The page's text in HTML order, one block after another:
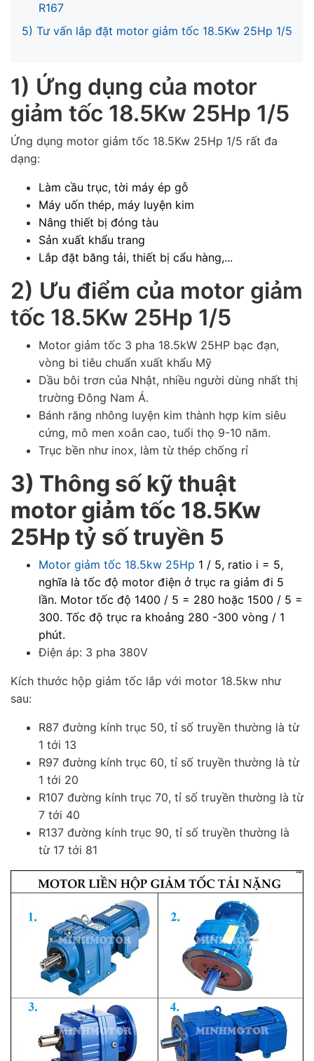
R167
5) Tư vấn lắp đặt motor giảm tốc 18.5Kw 25Hp 1/5
1) Ứng dụng của motor
giảm tốc 18.5Kw 25Hp 1/5
Ứng dụng motor giảm tốc 18.5Kw 25Hp 1/5 rất đa
dạng:
Làm cầu trục, tời máy ép gỗ
Máy uốn thép, máy luyện kim
Nâng thiết bị đóng tàu
Sản xuất khẩu trang
Lắp đặt băng tải, thiết bị cẩu hàng,...
2) Ưu điểm của motor giảm
tốc 18.5Kw 25Hp 1/5
Motor giảm tốc 3 pha 18.5kW 25HP bạc đạn,
vòng bi tiêu chuẩn xuất khẩu Mỹ
Dầu bôi trơn của Nhật, nhiều người dùng nhất thị
trường Đông Nam Á.
Bánh răng nhông luyện kim thành hợp kim siêu
cứng, mô men xoắn cao, tuổi thọ 9-10 năm.
Trục bền như inox, làm từ thép chống rỉ
3) Thông số kỹ thuật
motor giảm tốc 18.5Kw
25Hp tỷ số truyền 5
Motor giảm tốc 18.5kw 25Hp 1 / 5, ratio i = 5,
nghĩa là tốc độ motor điện ở trục ra giảm đi 5
lần. Motor tốc độ 1400 / 5 = 280 hoặc 1500 / 5 =
300. Tốc độ trục ra khoảng 280 -300 vòng / 1
phút.
Điện áp: 3 pha 380V
Kích thước hộp giảm tốc lắp với motor 18.5kw như
sau:
R87 đường kính trục 50, tỉ số truyền thường là từ
1 tới 13
R97 đường kính trục 60, tỉ số truyền thường là từ
1 tới 20
R107 đường kính trục 70, tỉ số truyền thường là từ
7 tới 40
R137 đường kính trục 90, tỉ số truyền thường là
từ 17 tới 81